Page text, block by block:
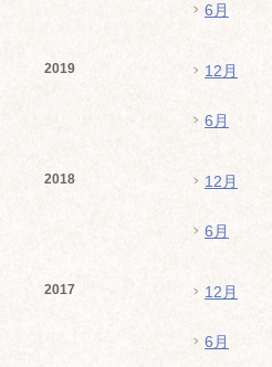
6月
2019 12月
6月
2018 12月
6月
2017 12月
6月